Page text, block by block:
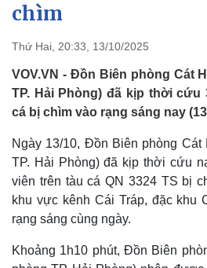
Quốc hội
chìm
Thứ Hai, 20:33, 13/10/2025
VOV.VN - Đồn Biên phòng Cát
TP. Hải Phòng) đã kịp thời cứu
cá bị chìm vào rạng sáng nay
Ngày 13/10, Đồn Biên phòng Cát
TP. Hải Phòng) đã kịp thời cứu
viên trên tàu cá QN 3324 TS bị
khu vực kênh Cái Tráp, đặc khu
rạng sáng cùng ngày.
Khoảng 1h10 phút, Đồn Biên